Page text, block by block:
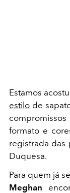
Estamos
estilo de
formato e
registrada das
Duquesa.
Para quem já
Meghan